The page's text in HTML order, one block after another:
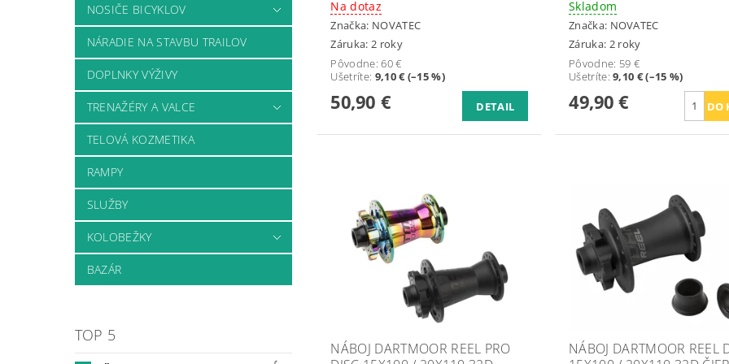
NOSIČE BICYKLOV
NÁRADIE NA STAVBU TRAILOV
DOPLNKY VÝŽIVY
TRENAŽÉRY A VALCE
TELOVÁ KOZMETIKA
RAMPY
SLUŽBY
KOLOBEŽKY
BAZÁR
TOP 5
Na dotaz
Značka: NOVATEC
Záruka: 2 roky
Pôvodne:60 €
Ušetríte: 9,10 € (–15 %)
50,90 € DETAIL
Skladom
Značka: NOVATEC
Záruka: 2 roky
Pôvodne: 59 €
Ušetríte:9,10 € (–15 %)
49,90 €
NÁBOJ DARTMOOR REEL PRO
NÁBOJ DARTMOOR REEL